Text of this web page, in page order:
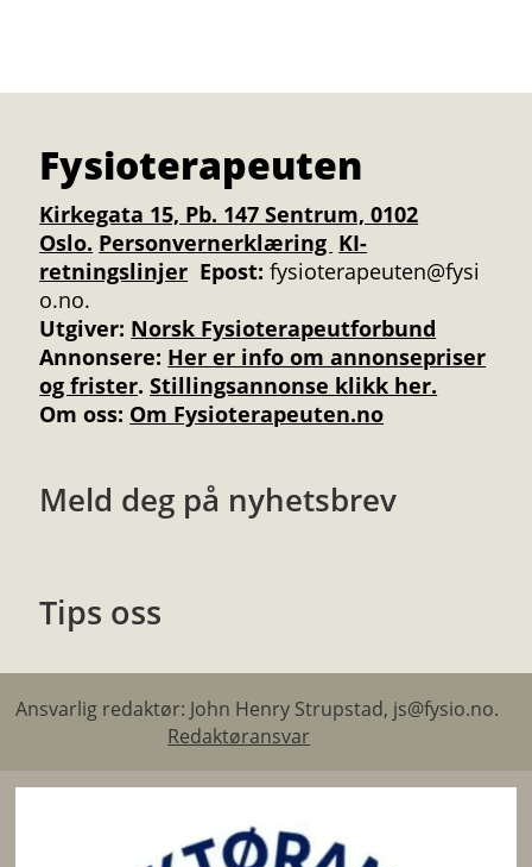
Fysioterapeuten
Kirkegata 15, Pb. 147 Sentrum, 0102
Oslo. Personvernerklæring KI-
retningslinjer Epost: fysioterapeuten@fysi
o.no.
Utgiver: Norsk Fysioterapeutforbund
Annonsere: Her er info om annonsepriser
og frister.Stillingsannonse klikk her.
Om oss: Om Fysioterapeuten.no
Meld deg på nyhetsbrev
Tips oss
Ansvarlig redaktør: John Henry Strupstad, js@fysio.no.
Redaktøransvar